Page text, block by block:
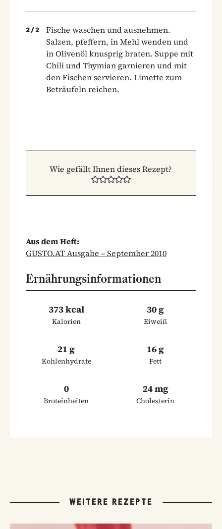
2/ 2
Fische waschen und ausnehmen.
Salzen, pfeffern, in Mehl wenden und
in Olivenöl knusprig braten. Suppe mit
Chili und Thymian garnieren und mit
den Fischen servieren. Limette zum
Beträufeln reichen.
Wie gefällt Ihnen dieses Rezept?
Aus dem Heft:
GUSTO.AT Ausgabe – September 2010
Ernährungsinformationen
373 kcal
Kalorien
30 g
Eiweiß
21 g
Kohlenhydrate
16 g
Fett
0
Broteinheiten
24 mg
Cholesterin
WEITERE REZEPTE